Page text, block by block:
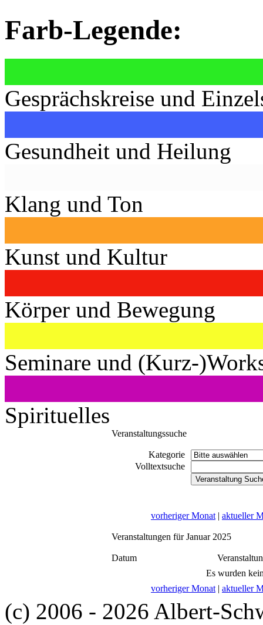
Farb-Legende:
Gesprächskreise und
Gesundheit und Heilung
Klang und Ton
Kunst und Kultur
Körper und Bewegung
Seminare und (Kurz-
Spirituelles
Veranstaltungssuche
Kategorie
Volltextsuche
vorheriger Monat | aktueller
Veranstaltungen für Januar 2025
Datum
Es wurden
vorheriger Monat | aktueller
(c) 2006 - 2026 Albert-